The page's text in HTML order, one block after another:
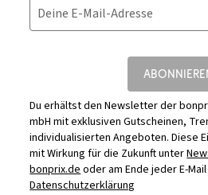
Deine E-Mail-Adresse
Du erhältst den Newsletter der
mbH mit exklusiven Gutscheinen,
individualisierten Angeboten. Diese
mit Wirkung für die Zukunft unter
bonprix.deoder am Ende jeder E-
Datenschutzerklärung